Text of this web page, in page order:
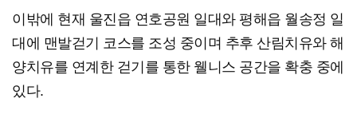
이밖에 현재 울진읍 연호공원 일대와 평해읍 월송정 일
대에 맨발걷기 코스를 조성 중이며 추후 산림치유와 해
양치유를 연계한 걷기를 통한 웰니스 공간을 확충 중에
있다.